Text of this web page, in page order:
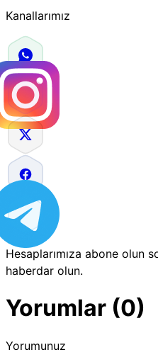
Kanallarımız
Hesaplarımıza abone olun
haberdar olun.
Yorumlar (0)
Yorumunuz